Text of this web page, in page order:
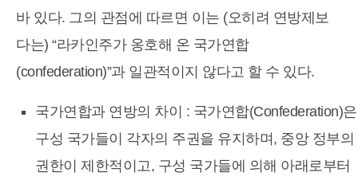
바 있다. 그의 관점에 따르면 이는 (오히려 연방제보
다는) “라카인주가 옹호해 온 국가연합
(confederation)”과 일관적이지 않다고 할 수 있다.
국가연합과 연방의 차이 : 국가연합(Confederation)은
구성 국가들이 각자의 주권을 유지하며, 중앙 정부의
권한이 제한적이고, 구성 국가들에 의해 아래로부터